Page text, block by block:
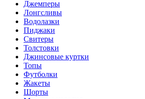
Джемперы
Лонгсливы
Водолазки
Пиджаки
Свитеры
Толстовки
Джинсовые куртки
Топы
Футболки
Жакеты
Шорты